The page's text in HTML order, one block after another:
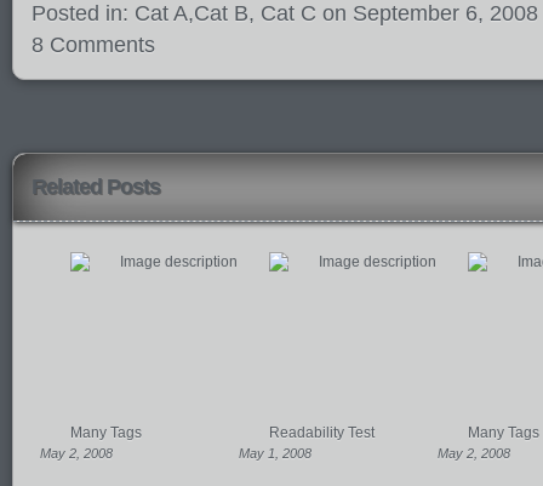
Posted in: Cat A,Cat B, Cat C on September 6, 2008
8 Comments
Related Posts
Many Tags
May 2, 2008
Readability Test
May 1, 2008
Many Tags
May 2, 2008